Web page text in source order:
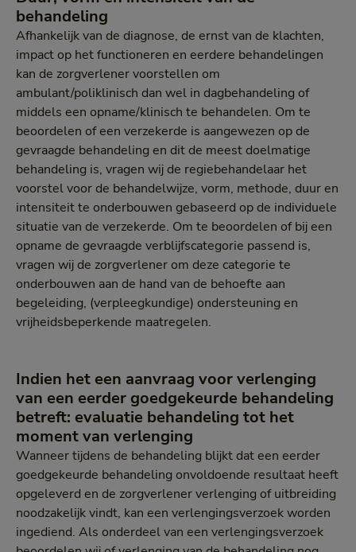
behandeling
Afhankelijk van de diagnose, de ernst van de klachten,
impact op het functioneren en eerdere behandelingen
kan de zorgverlener voorstellen om
ambulant/poliklinisch dan wel in dagbehandeling of
middels een opname/klinisch te behandelen. Om te
beoordelen of een verzekerde is aangewezen op de
gevraagde behandeling en dit de meest doelmatige
behandeling is, vragen wij de regiebehandelaar het
voorstel voor de behandelwijze, vorm, methode, duur en
intensiteit te onderbouwen gebaseerd op de individuele
situatie van de verzekerde. Om te beoordelen of bij een
opname de gevraagde verblijfscategorie passend is,
vragen wij de zorgverlener om deze categorie te
onderbouwen aan de hand van de behoefte aan
begeleiding, (verpleegkundige) ondersteuning en
vrijheidsbeperkende maatregelen.
Indien het een aanvraag voor verlenging
van een eerder goedgekeurde behandeling
betreft: evaluatie behandeling tot het
moment van verlenging
Wanneer tijdens de behandeling blijkt dat een eerder
goedgekeurde behandeling onvoldoende resultaat heeft
opgeleverd en de zorgverlener verlenging of uitbreiding
noodzakelijk vindt, kan een verlengingsverzoek worden
ingediend. Als onderdeel van een verlengingsverzoek